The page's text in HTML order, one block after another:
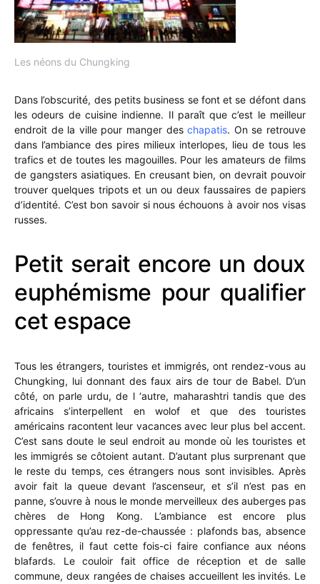
Les néons du Chungking
Dans l’obscurité, des petits business se font et se défont dans
les odeurs de cuisine indienne. Il paraît que c’est le meilleur
endroit de la ville pour manger deschapatis. On se retrouve
dans l’ambiance des pires milieux interlopes, lieu de tous les
trafics et de toutes les magouilles. Pour les amateurs de films
de gangsters asiatiques. En creusant bien, on devrait pouvoir
trouver quelques tripots et un ou deux faussaires de papiers
d’identité. C’est bon savoir si nous échouons à avoir nos visas
russes.
Petit serait encore un doux
euphémisme pour qualifier
cet espace
Tous les étrangers, touristes et immigrés, ont rendez-vous au
Chungking, lui donnant des faux airs de tour de Babel. D’un
côté, on parle urdu, de l ‘autre, maharashtri tandis que des
africains s’interpellent en wolof et que des touristes
américains racontent leur vacances avec leur plus bel accent.
C’est sans doute le seul endroit au monde où les touristes et
les immigrés se côtoient autant. D’autant plus surprenant que
le reste du temps, ces étrangers nous sont invisibles. Après
avoir fait la queue devant l’ascenseur, et s’il n’est pas en
panne, s’ouvre à nous le monde merveilleux des auberges pas
chères de Hong Kong. L’ambiance est encore plus
oppressante qu’au rez-de-chaussée : plafonds bas, absence
de fenêtres, il faut cette fois-ci faire confiance aux néons
blafards. Le couloir fait office de réception et de salle
commune, deux rangées de chaises accueillent les invités. Le